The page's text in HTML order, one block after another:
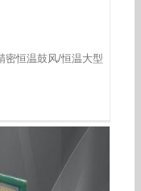
密恒温鼓风/恒温大型